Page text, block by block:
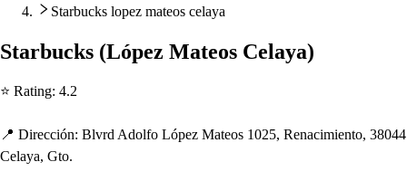
Starbucks lopez mateos celaya
Starbucks (López Mateos Celaya)
⭐ Rating: 4.2
📍 Dirección: Blvrd Adolfo López Mateos 1025, Renacimiento, 38044
Celaya, Gto.